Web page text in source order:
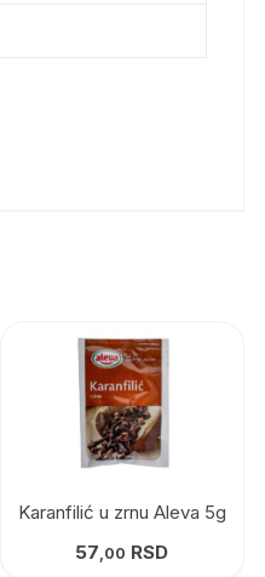
Karanfilić u zrnu Aleva 5g
57 ,00 RSD